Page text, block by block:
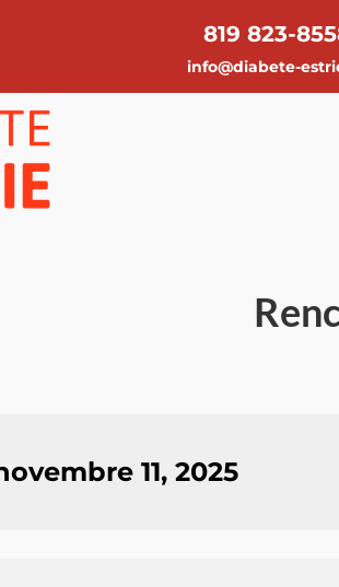
819 823-
info@diabete-
11, 2025